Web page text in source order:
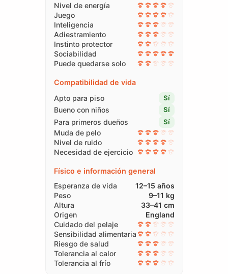
Nivel de energía
Juego
Inteligencia
Adiestramiento
Instinto protector
Sociabilidad
Puede quedarse solo
Compatibilidad de vida
Apto para piso
Sí
Bueno con niños Sí
Para primeros dueños Sí
Muda de pelo
Nivel de ruido
Necesidad de ejercicio
Físico e información general
Esperanza de vida
12–15 años
Peso
9–11 kg
Altura
33–41 cm
Origen
England
Cuidado del pelaje
Sensibilidad alimentaria
Riesgo de salud
Tolerancia al calor
Tolerancia al frío